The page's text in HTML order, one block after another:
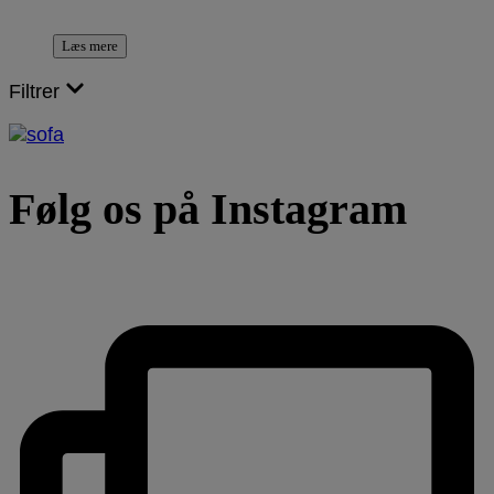
Læs mere
Filtrer
Følg os på Instagram